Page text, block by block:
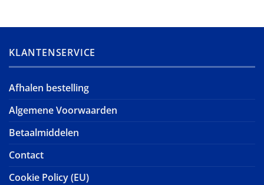
KLANTENSERVICE
Afhalen bestelling
Algemene Voorwaarden
Betaalmiddelen
Contact
Cookie Policy (EU)